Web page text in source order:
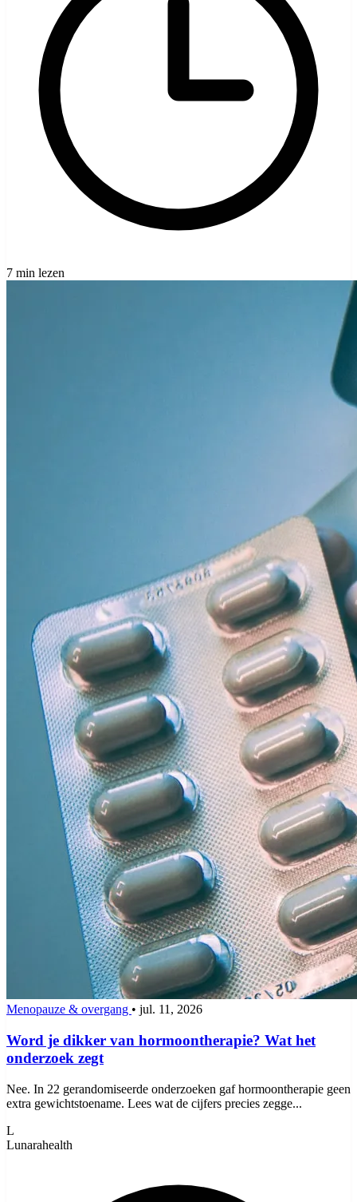
7 min lezen
Menopauze & overgang • jul. 11, 2026
Word je dikker van hormoontherapie? Wat het
onderzoek zegt
Nee. In 22 gerandomiseerde onderzoeken gaf hormoontherapie geen
extra gewichtstoename. Lees wat de cijfers precies zegge...
L
Lunarahealth